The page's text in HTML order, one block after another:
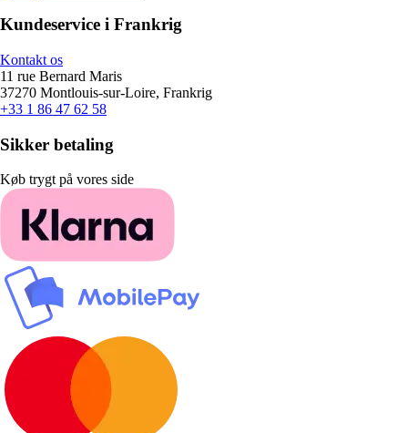
Kundeservice i Frankrig
Kontakt os
11 rue Bernard Maris
37270 Montlouis-sur-Loire, Frankrig
+33 1 86 47 62 58
Sikker betaling
Køb trygt på vores side